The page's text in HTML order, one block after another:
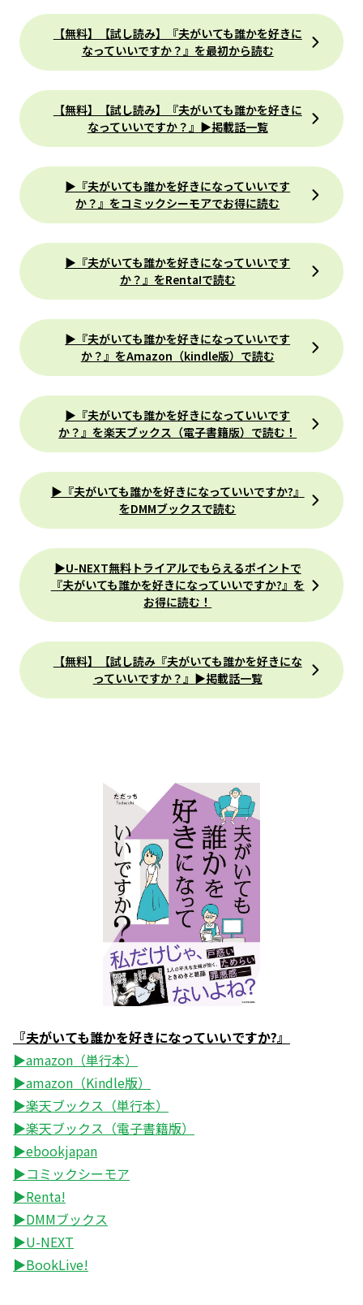
【無料】【試し読み】『夫がいても誰かを好きに
なっていいですか？』を最初から読む
【無料】【試し読み】『夫がいても誰かを好きに
なっていいですか？』▶掲載話一覧
▶『夫がいても誰かを好きになっていいです
か？』をコミックシーモアでお得に読む
▶『夫がいても誰かを好きになっていいです
か？』をRenta!で読む
▶『夫がいても誰かを好きになっていいです
か？』をAmazon（kindle版）で読む
▶『夫がいても誰かを好きになっていいです
か？』を楽天ブックス（電子書籍版）で読む！
▶『夫がいても誰かを好きになっていいですか?』
をDMMブックスで読む
▶U-NEXT無料トライアルでもらえるポイントで
『夫がいても誰かを好きになっていいですか?』を
お得に読む！
【無料】【試し読み『夫がいても誰かを好きにな
っていいですか？』▶掲載話一覧
『夫がいても誰かを好きになっていいですか?』
▶amazon（単行本）
▶amazon（Kindle版）
▶楽天ブックス（単行本）
▶楽天ブックス（電子書籍版）
▶ebookjapan
▶コミックシーモア
▶Renta!
▶DMMブックス
▶U-NEXT
▶BookLive!